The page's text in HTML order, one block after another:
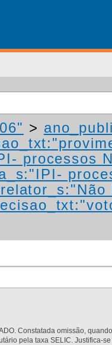
>
processos
Constatada omissão,
pela taxa SELIC. Justifica-